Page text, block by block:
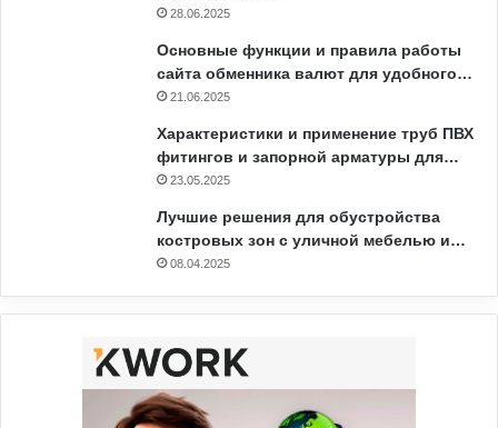
28.06.2025
Основные функции и правила работы
сайта обменника валют для удобного…
21.06.2025
Характеристики и применение труб ПВХ
фитингов и запорной арматуры для…
23.05.2025
Лучшие решения для обустройства
костровых зон с уличной мебелью и…
08.04.2025